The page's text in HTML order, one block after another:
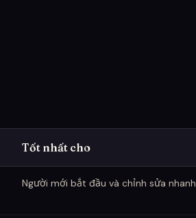
Tốt nhất cho
Người mới bắt đầu và chỉnh sửa nhanh